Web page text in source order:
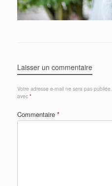
Laisser un commentaire
Votre adresse e-mail ne sera pas publiée.
avec *
Commentaire *